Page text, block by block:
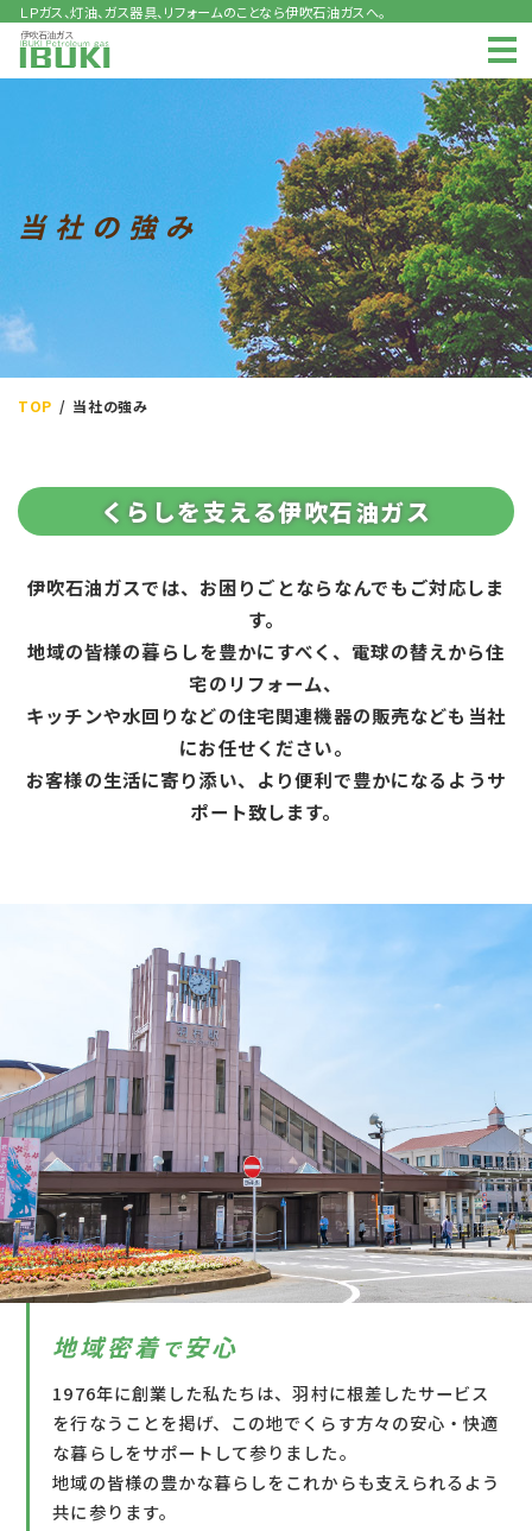
ＬＰガス、灯油、ガス器具、リフォームのことなら伊吹石油ガスへ。
当社の強み
TOP 当社の強み
くらしを支える伊吹石油ガス
伊吹石油ガスでは、お困りごとならなんでもご対応しま
す。
地域の皆様の暮らしを豊かにすべく、電球の替えから住
宅のリフォーム、
キッチンや水回りなどの住宅関連機器の販売なども当社
にお任せください。
お客様の生活に寄り添い、より便利で豊かになるようサ
ポート致します。
地域密着で安心
1976年に創業した私たちは、羽村に根差したサービス
を行なうことを掲げ、この地でくらす方々の安心・快適
な暮らしをサポートして参りました。
地域の皆様の豊かな暮らしをこれからも支えられるよう
共に参ります。